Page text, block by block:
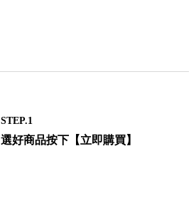
STEP.1
選好商品按下【立即購買】